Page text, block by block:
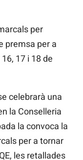
per
premsa per a
17 i 18 de
celebrarà una
la Conselleria
la convoca la
per a tornar
les retallades